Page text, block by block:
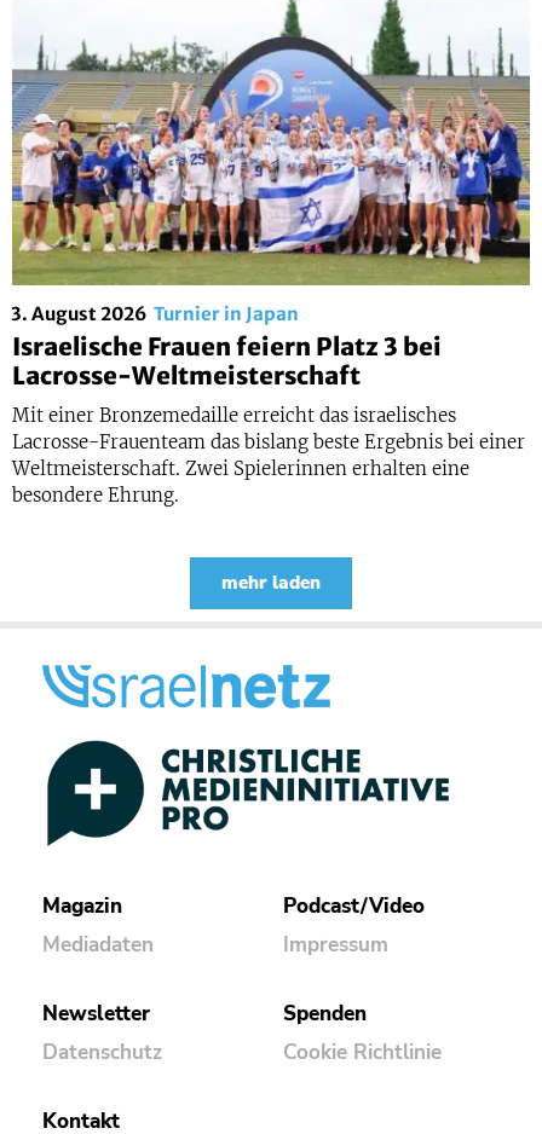
3. August 2026 Turnier in Japan
Israelische Frauen feiern Platz 3 bei
Lacrosse-Weltmeisterschaft
Mit einer Bronzemedaille erreicht das israelisches
Lacrosse-Frauenteam das bislang beste Ergebnis bei einer
Weltmeisterschaft. Zwei Spielerinnen erhalten eine
besondere Ehrung.
mehr laden
Magazin
Mediadaten
Podcast/Video
Impressum
Newsletter
Datenschutz
Spenden
Cookie Richtlinie
Kontakt